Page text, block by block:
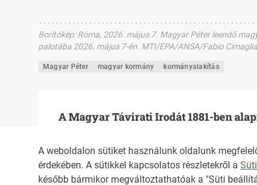
A weboldalon sütiket használunk oldalunk
érdekében. A sütikkel kapcsolatos részletekről a
később bármikor megváltoztathatóak a "Süti
Borítókép:Róma, 2026. május 7. Magyar Péter leendő
palotába 2026. május 7-én. MTI/EPA/ANSA/Fabio Cimaglia
Magyar Péter magyar kormány kormányalakítás
A Magyar Távirati Irodát 1881-ben
HIRADO.HU MEDIAKLIKK.HU